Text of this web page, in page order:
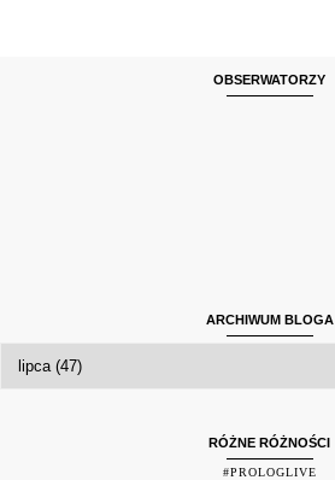
OBSERWATORZY
ARCHIWUM BLOGA
RÓŻNE RÓŻNOŚCI
#PROLOGLIVE